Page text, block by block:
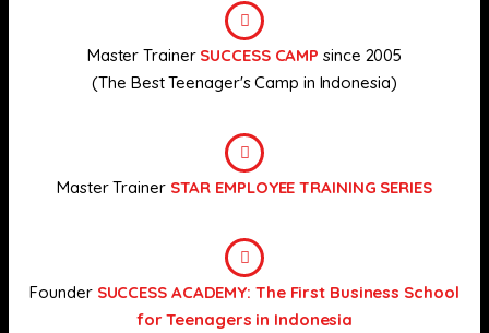
Master Trainer SUCCESS CAMP since 2005
(The Best Teenager's Camp in Indonesia)
Master Trainer STAR EMPLOYEE TRAINING SERIES
Founder SUCCESS ACADEMY: The First Business School
for Teenagers in Indonesia